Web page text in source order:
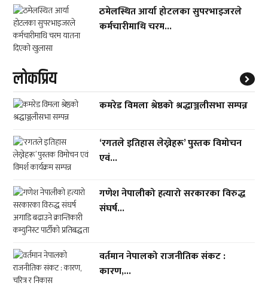
ठमेलस्थित आर्या होटलका सुपरभाइजरले
कर्मचारीमाथि चरम...
लाेकप्रिय
कमरेड विमला श्रेष्ठको श्रद्धाञ्जलीसभा सम्पन्न
‘रगतले इतिहास लेख्नेहरू’ पुस्तक विमोचन
एवं...
गणेश नेपालीको हत्यारो सरकारका विरुद्ध
संघर्ष...
वर्तमान नेपालको राजनीतिक संकट :
कारण,...